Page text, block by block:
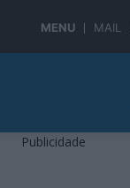
MENU MAIL
Publicidade